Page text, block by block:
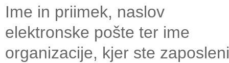
Ime in priimek, naslov
elektronske pošte ter ime
organizacije, kjer ste zaposleni